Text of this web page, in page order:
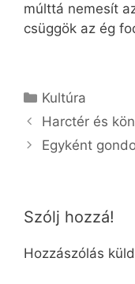
múlttá nemesít
csüggök az ég
Kategória
Kultúra
Harctér és
Egyként
Szólj hozzá!
Hozzászólás